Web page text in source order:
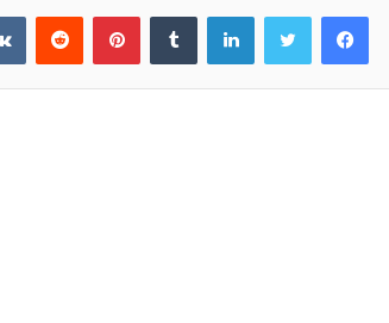
فيسبوك لينكدإن بينتيريست